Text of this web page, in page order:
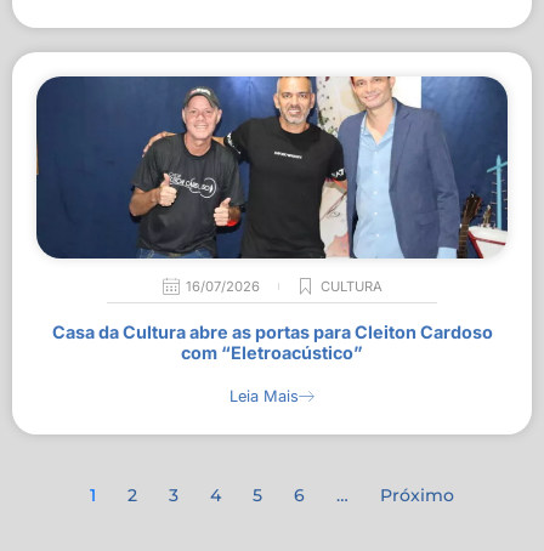
16/07/2026 CULTURA
Casa da Cultura abre as portas para Cleiton Cardoso
com “Eletroacústico”
Leia Mais
1 2 3 4 5 6 … Próximo